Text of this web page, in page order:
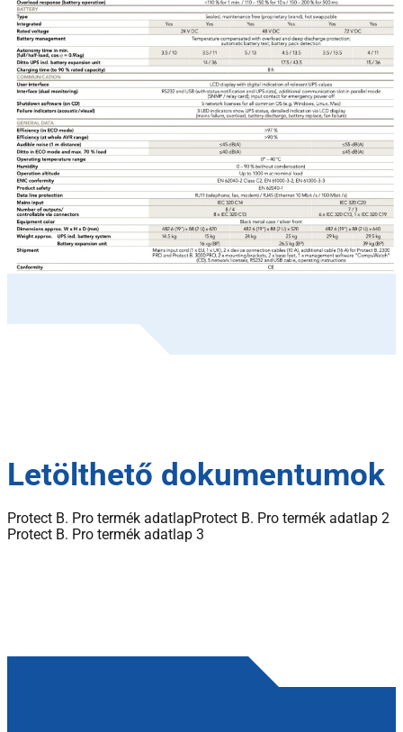
Letölthető dokumentumok
Protect B. Pro termék adatlapProtect B. Pro termék adatlap 2
Protect B. Pro termék adatlap 3